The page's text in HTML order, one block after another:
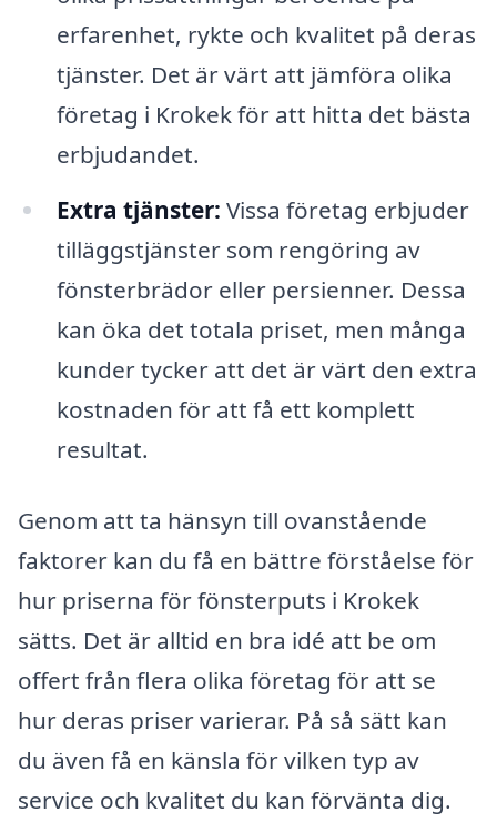
erfarenhet, rykte och kvalitet på deras
tjänster. Det är värt att jämföra olika
företag i Krokek för att hitta det bästa
erbjudandet.
Extra tjänster: Vissa företag erbjuder
tilläggstjänster som rengöring av
fönsterbrädor eller persienner. Dessa
kan öka det totala priset, men många
kunder tycker att det är värt den extra
kostnaden för att få ett komplett
resultat.
Genom att ta hänsyn till ovanstående
faktorer kan du få en bättre förståelse för
hur priserna för fönsterputs i Krokek
sätts. Det är alltid en bra idé att be om
offert från flera olika företag för att se
hur deras priser varierar. På så sätt kan
du även få en känsla för vilken typ av
service och kvalitet du kan förvänta dig.